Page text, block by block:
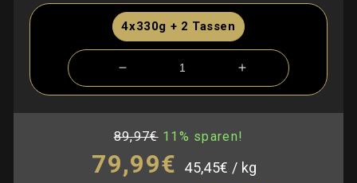
4x330g + 2 Tassen
Verringere
die
Probierset
Bundle
Erhöhe
die
Bundle
Normaler
Verkaufspreis
89,97€ 11% sparen!
79,99€ Grundpreis
45,45€ / pro
kg